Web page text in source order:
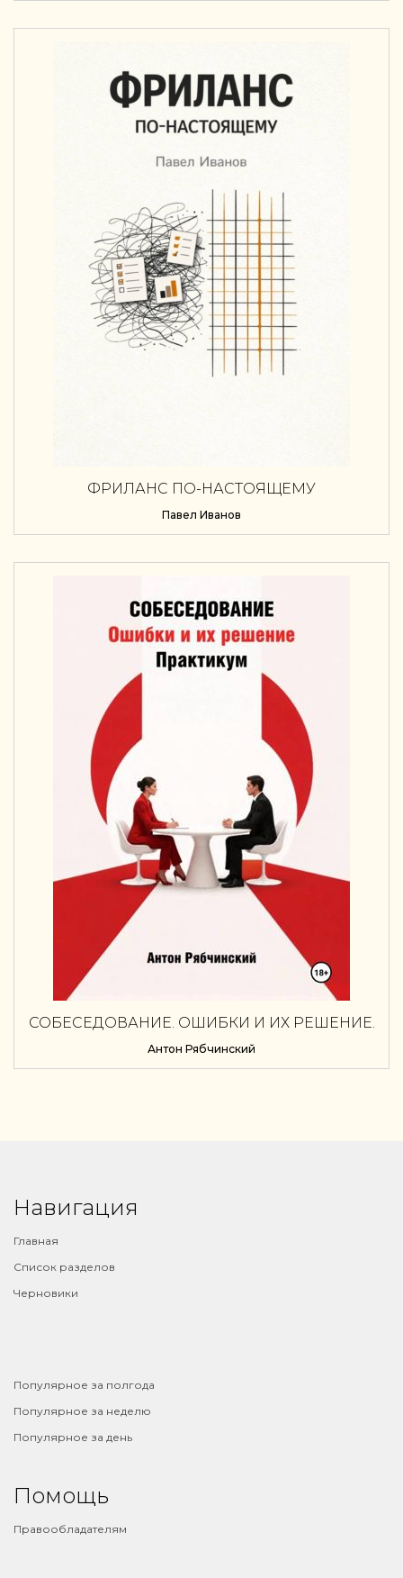
ФРИЛАНС ПО-НАСТОЯЩЕМУ
Павел Иванов
СОБЕСЕДОВАНИЕ. ОШИБКИ И ИХ РЕШЕНИЕ.
ПРАКТИКУМ
Антон Рябчинский
Навигация
Главная
Список разделов
Черновики
Популярное за полгода
Популярное за неделю
Популярное за день
Помощь
Правообладателям